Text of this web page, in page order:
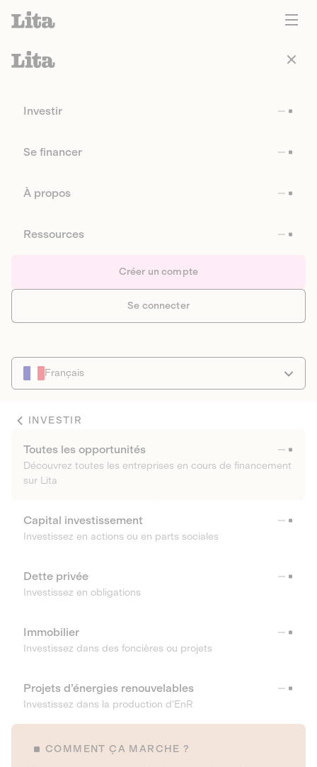
Investir
Se financer
À propos
Ressources
Créer un compte
Se connecter
Français
INVESTIR
Toutes les opportunités
Découvrez toutes les entreprises en cours de financement
sur Lita
Capital investissement
Investissez en actions ou en parts sociales
Dette privée
Investissez en obligations
Immobilier
Investissez dans des foncières ou projets
Projets d’énergies renouvelables
Investissez dans la production d’EnR
COMMENT ÇA MARCHE ?